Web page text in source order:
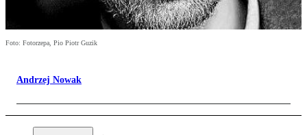
Foto: Fotorzepa, Pio Piotr Guzik
Andrzej Nowak